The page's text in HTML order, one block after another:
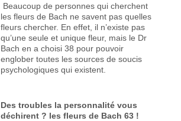
Beaucoup de personnes qui cherchent
les fleurs de Bach ne savent pas quelles
fleurs chercher. En effet, il n’existe pas
qu’une seule et unique fleur, mais le Dr
Bach en a choisi 38 pour pouvoir
englober toutes les sources de soucis
psychologiques qui existent.
Des troubles la personnalité vous
déchirent ? les fleurs de Bach 63 !